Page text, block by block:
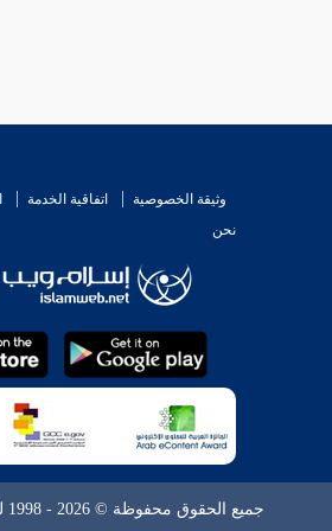
وثيقة الخصوصية اتفاقية الخدمة
نحن
جميع الحقوق محفوظة © 2026 - 1998 لشبكة إسلام ويب